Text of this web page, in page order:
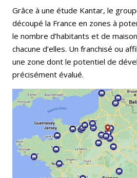
Grâce à une étude Kantar, le
découpé la France en zones à
le nombre d’habitants et de
chacune d’elles. Un franchisé ou
une zone dont le potentiel de
précisément évalué.